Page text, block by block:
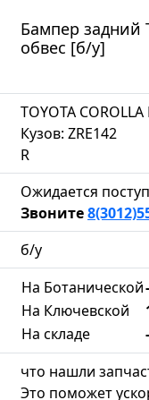
Бампер задний
обвес [б/у]
TOYOTA COROLLA
Кузов: ZRE142
R
Ожидается
Звоните
б/у
На Ботанической
На Ключевской
На складе
-
что нашли
Это поможет